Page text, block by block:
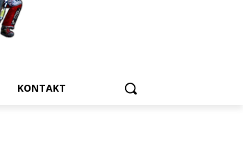
KONTAKT